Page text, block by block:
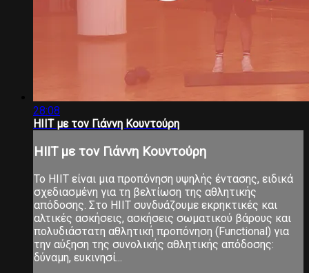
28:08
HIIT με τον Γιάννη Κουντούρη
HIIT με τον Γιάννη Κουντούρη
Το ΗΙΙΤ είναι μια προπόνηση υψηλής έντασης, ειδικά
σχεδιασμένη για τη βελτίωση της αθλητικής
απόδοσης. Στο ΗΙΙΤ συνδυάζουμε εκρηκτικές και
αλτικές ασκήσεις, ασκήσεις σωματικού βάρους και
πολυδιάστατη αθλητική προπόνηση (Functional) για
την αύξηση της συνολικής αθλητικής απόδοσης:
δύναμη, ευκινησί...